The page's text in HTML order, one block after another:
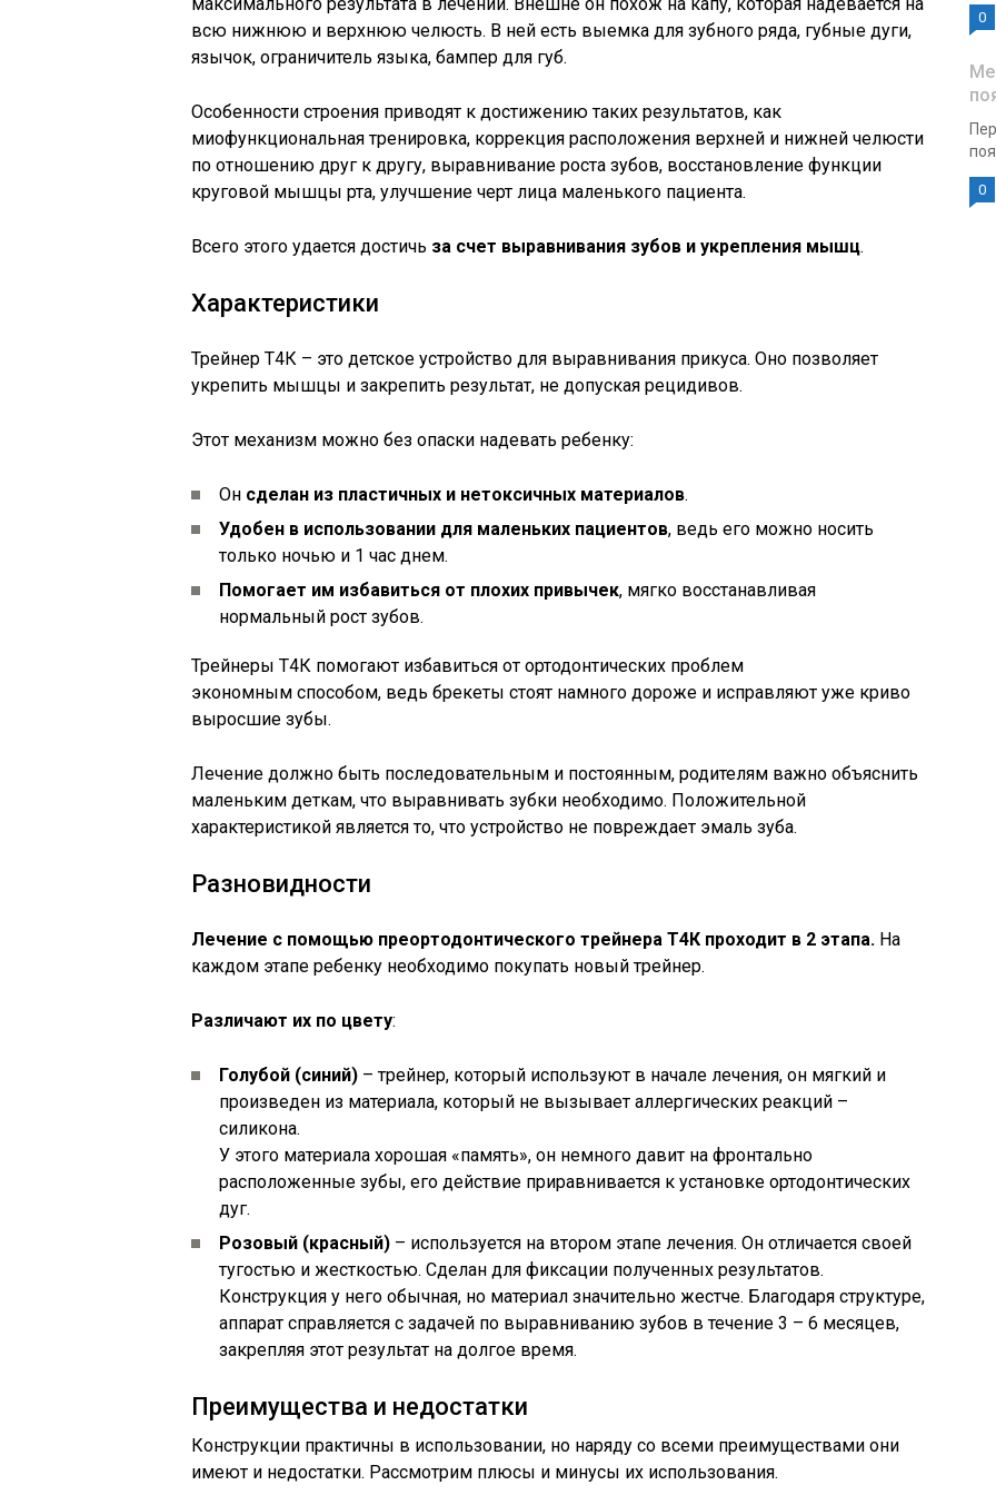
всю нижнюю и верхнюю челюсть. В ней есть выемка для зубного ряда, губные дуги,
язычок, ограничитель языка, бампер для губ.
Особенности строения приводят к достижению таких результатов, как
миофункциональная тренировка, коррекция расположения верхней и нижней челюсти
по отношению друг к другу, выравнивание роста зубов, восстановление функции
круговой мышцы рта, улучшение черт лица маленького пациента.
Всего этого удается достичь за счет выравнивания зубов и укрепления мышц.
Характеристики
Трейнер Т4К – это детское устройство для выравнивания прикуса. Оно позволяет
укрепить мышцы и закрепить результат, не допуская рецидивов.
Этот механизм можно без опаски надевать ребенку:
Он сделан из пластичных и нетоксичных материалов.
Удобен в использовании для маленьких пациентов, ведь его можно носить
только ночью и 1 час днем.
Помогает им избавиться от плохих привычек, мягко восстанавливая
нормальный рост зубов.
Трейнеры Т4К помогают избавиться от ортодонтических проблем
экономным способом, ведь брекеты стоят намного дороже и исправляют уже криво
выросшие зубы.
Лечение должно быть последовательным и постоянным, родителям важно объяснить
маленьким деткам, что выравнивать зубки необходимо. Положительной
характеристикой является то, что устройство не повреждает эмаль зуба.
Разновидности
Лечение с помощью преортодонтического трейнера Т4К проходит в 2 этапа. На
каждом этапе ребенку необходимо покупать новый трейнер.
Различают их по цвету:
Голубой (синий) – трейнер, который используют в начале лечения, он мягкий и
произведен из материала, который не вызывает аллергических реакций –
силикона.
У этого материала хорошая «память», он немного давит на фронтально
расположенные зубы, его действие приравнивается к установке ортодонтических
дуг.
Розовый (красный) – используется на втором этапе лечения. Он отличается своей
тугостью и жесткостью. Сделан для фиксации полученных результатов.
Конструкция у него обычная, но материал значительно жестче. Благодаря структуре,
аппарат справляется с задачей по выравниванию зубов в течение 3 – 6 месяцев,
закрепляя этот результат на долгое время.
Преимущества и недостатки
Конструкции практичны в использовании, но наряду со всеми преимуществами они
имеют и недостатки. Рассмотрим плюсы и минусы их использования.
0
0